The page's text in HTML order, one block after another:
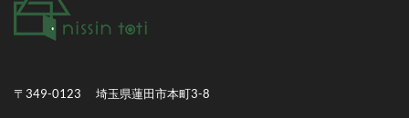
〒349-0123 埼玉県蓮田市本町3-8